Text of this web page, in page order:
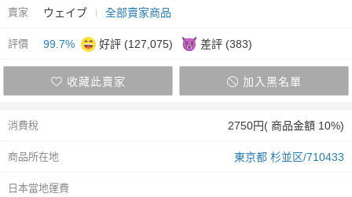
賣家 ウェイブ 全部賣家商品
評價 99.7% 好評 (127,075) 差評 (383)
收藏此賣家 加入黑名單
消費稅 2750円( 商品金額 10%)
商品所在地 東京都 杉並区/710433
日本當地運費